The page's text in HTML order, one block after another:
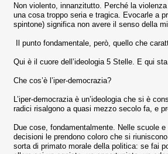
Non violento, innanzitutto. Perché la
una cosa troppo seria e tragica. Evocarle a
spintone) significa non avere il senso della
Il punto fondamentale, però, quello che
Qui è il cuore dell’ideologia 5 Stelle. E qui
Che cos’è l’iper-democrazia?
L’iper-democrazia è un’ideologia che si è
radici risalgono a quasi mezzo secolo fa, e
Due cose, fondamentalmente. Nelle scuole
decisioni le prendono coloro che si
sorta di primato morale della politica: se fai